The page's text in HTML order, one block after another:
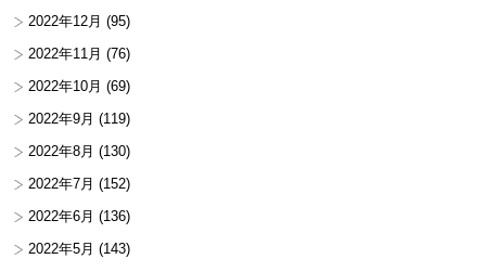
2022年12月 (95)
2022年11月 (76)
2022年10月 (69)
2022年9月 (119)
2022年8月 (130)
2022年7月 (152)
2022年6月 (136)
2022年5月 (143)